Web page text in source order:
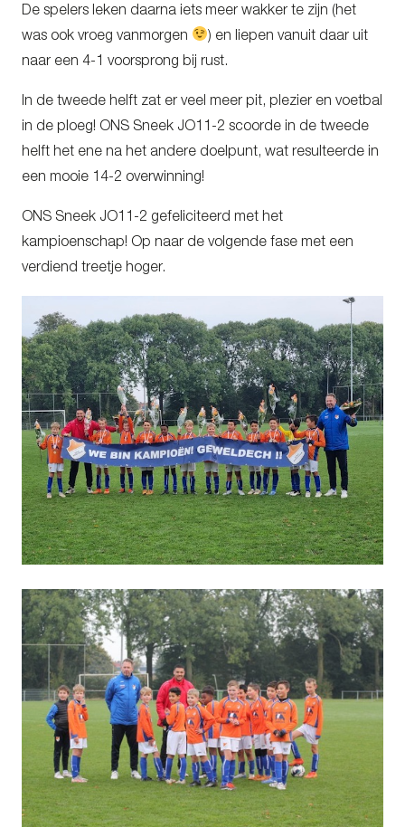
De spelers leken daarna iets meer wakker te zijn (het
was ook vroeg vanmorgen
) en liepen vanuit daar uit
naar een 4-1 voorsprong bij rust.
In de tweede helft zat er veel meer pit, plezier en voetbal
in de ploeg! ONS Sneek JO11-2 scoorde in de tweede
helft het ene na het andere doelpunt, wat resulteerde in
een mooie 14-2 overwinning!
ONS Sneek JO11-2 gefeliciteerd met het
kampioenschap! Op naar de volgende fase met een
verdiend treetje hoger.